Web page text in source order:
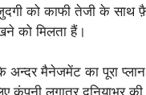
को काफी तेजी के साथ
को मिलता हैं।
मैनेजमेंट का पूरा